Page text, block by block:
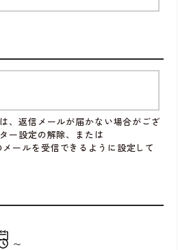
、返信メールが届かない場合がござ
ー設定の解除、または
ールを受信できるように設定して
〜